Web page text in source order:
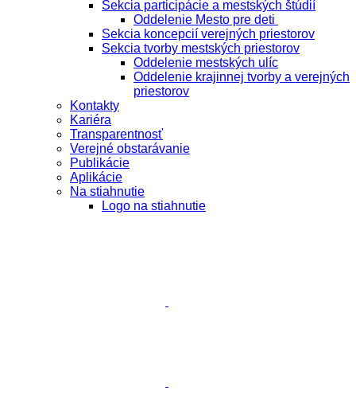
Sekcia participácie a mestských štúdií
Oddelenie Mesto pre deti
Sekcia koncepcií verejných priestorov
Sekcia tvorby mestských priestorov
Oddelenie mestských ulíc
Oddelenie krajinnej tvorby a verejných
priestorov
Kontakty
Kariéra
Transparentnosť
Verejné obstarávanie
Publikácie
Aplikácie
Na stiahnutie
Logo na stiahnutie